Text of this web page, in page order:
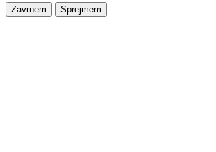
Zavrnem Sprejmem